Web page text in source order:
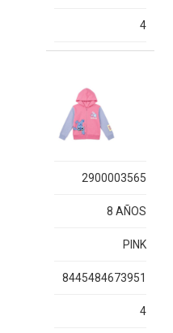
4
2900003565
8 AÑOS
PINK
8445484673951
4